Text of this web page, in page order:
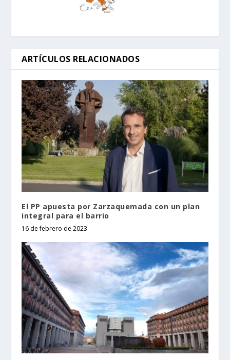
ARTÍCULOS RELACIONADOS
El PP apuesta por Zarzaquemada con un plan
integral para el barrio
16 de febrero de 2023